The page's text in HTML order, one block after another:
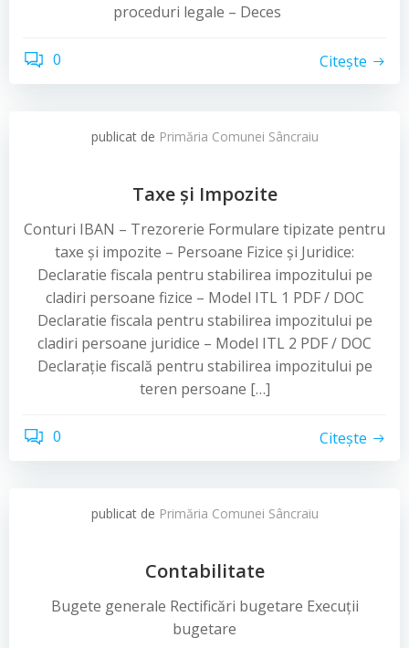
proceduri legale – Deces
0 Citește
publicat de Primăria Comunei Sâncraiu
Taxe şi Impozite
Conturi IBAN – Trezorerie Formulare tipizate pentru
taxe și impozite – Persoane Fizice și Juridice:
Declaratie fiscala pentru stabilirea impozitului pe
cladiri persoane fizice – Model ITL 1 PDF / DOC
Declaratie fiscala pentru stabilirea impozitului pe
cladiri persoane juridice – Model ITL 2 PDF / DOC
Declarație fiscală pentru stabilirea impozitului pe
teren persoane […]
0 Citește
publicat de Primăria Comunei Sâncraiu
Contabilitate
Bugete generale Rectificări bugetare Execuții
bugetare